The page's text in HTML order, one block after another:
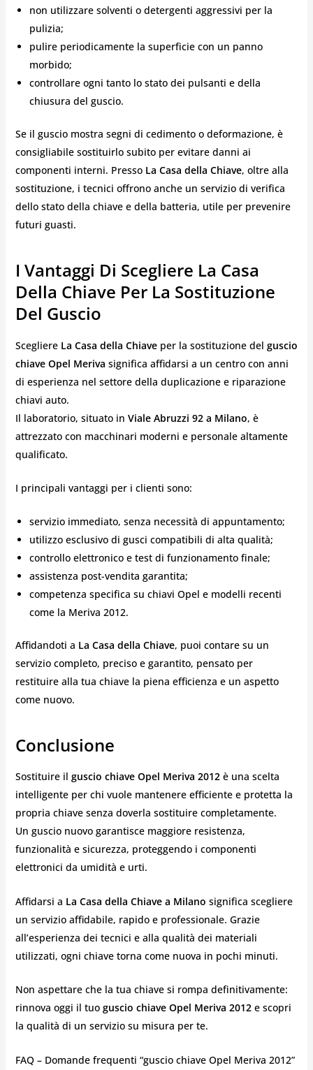
non utilizzare solventi o detergenti aggressivi per la
pulizia;
pulire periodicamente la superficie con un panno
morbido;
controllare ogni tanto lo stato dei pulsanti e della
chiusura del guscio.
Se il guscio mostra segni di cedimento o deformazione, è
consigliabile sostituirlo subito per evitare danni ai
componenti interni. Presso La Casa della Chiave, oltre alla
sostituzione, i tecnici offrono anche un servizio di verifica
dello stato della chiave e della batteria, utile per prevenire
futuri guasti.
I Vantaggi Di Scegliere La Casa
Della Chiave Per La Sostituzione
Del Guscio
Scegliere La Casa della Chiaveper la sostituzione del guscio
chiave Opel Meriva significa affidarsi a un centro con anni
di esperienza nel settore della duplicazione e riparazione
chiavi auto.
Il laboratorio, situato in Viale Abruzzi 92 a Milano, è
attrezzato con macchinari moderni e personale altamente
qualificato.
I principali vantaggi per i clienti sono:
servizio immediato, senza necessità di appuntamento;
utilizzo esclusivo di gusci compatibili di alta qualità;
controllo elettronico e test di funzionamento finale;
assistenza post-vendita garantita;
competenza specifica su chiavi Opel e modelli recenti
come la Meriva 2012.
Affidandoti a La Casa della Chiave, puoi contare su un
servizio completo, preciso e garantito, pensato per
restituire alla tua chiave la piena efficienza e un aspetto
come nuovo.
Conclusione
Sostituire il guscio chiave Opel Meriva 2012è una scelta
intelligente per chi vuole mantenere efficiente e protetta la
propria chiave senza doverla sostituire completamente.
Un guscio nuovo garantisce maggiore resistenza,
funzionalità e sicurezza, proteggendo i componenti
elettronici da umidità e urti.
Affidarsi a La Casa della Chiave a Milano significa scegliere
un servizio affidabile, rapido e professionale. Grazie
all’esperienza dei tecnici e alla qualità dei materiali
utilizzati, ogni chiave torna come nuova in pochi minuti.
Non aspettare che la tua chiave si rompa definitivamente:
rinnova oggi il tuo guscio chiave Opel Meriva 2012e scopri
la qualità di un servizio su misura per te.
FAQ – Domande frequenti “guscio chiave Opel Meriva 2012”